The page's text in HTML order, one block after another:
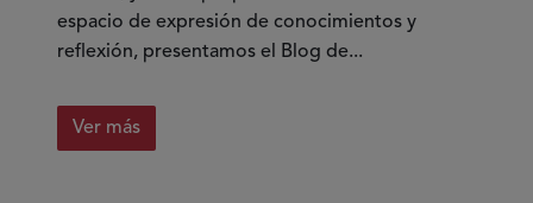
espacio de expresión de conocimientos y
reflexión, presentamos el Blog de...
Ver más
sobre